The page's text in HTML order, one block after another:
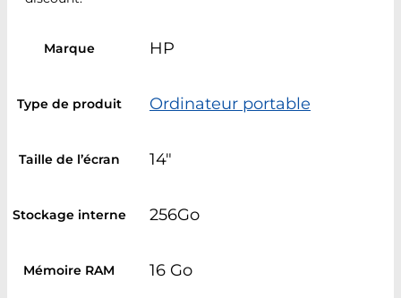
Marque HP
Type de produit Ordinateur portable
Taille de l’écran 14"
Stockage interne 256Go
Mémoire RAM 16 Go